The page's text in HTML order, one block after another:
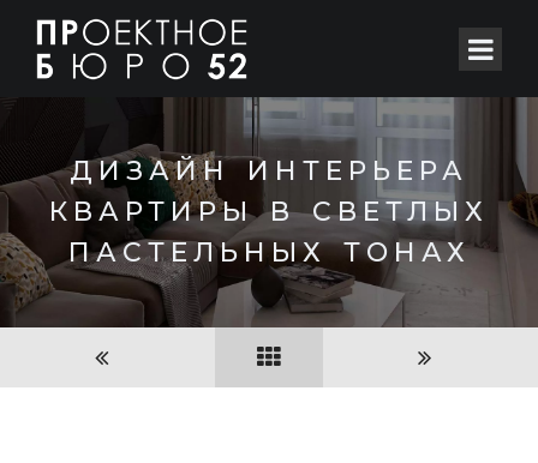
ДИЗАЙН ИНТЕРЬЕРА
КВАРТИРЫ В СВЕТЛЫХ
ПАСТЕЛЬНЫХ ТОНАХ